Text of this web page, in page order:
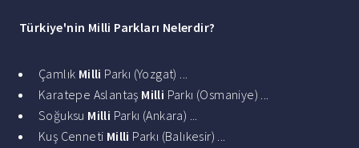
Türkiye'nin Milli Parkları Nelerdir?
Çamlık Milli Parkı (Yozgat) ...
Karatepe Aslantaş Milli Parkı (Osmaniye) ...
Soğuksu Milli Parkı (Ankara) ...
Kuş Cenneti Milli Parkı (Balıkesir) ...